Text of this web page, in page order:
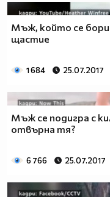
Мъж, който се бори
щастие
1 684 25.07.2017
Мъж се подигра с
отвърна тя?
6 766 25.07.2017